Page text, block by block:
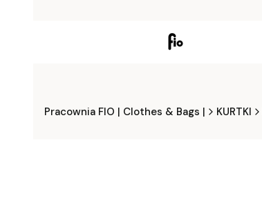
Pracownia FIO | Clothes & Bags | KURTKI